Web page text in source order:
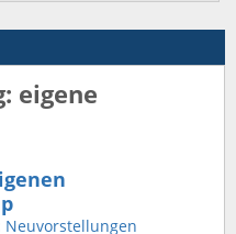
eigene
Neuvorstellungen